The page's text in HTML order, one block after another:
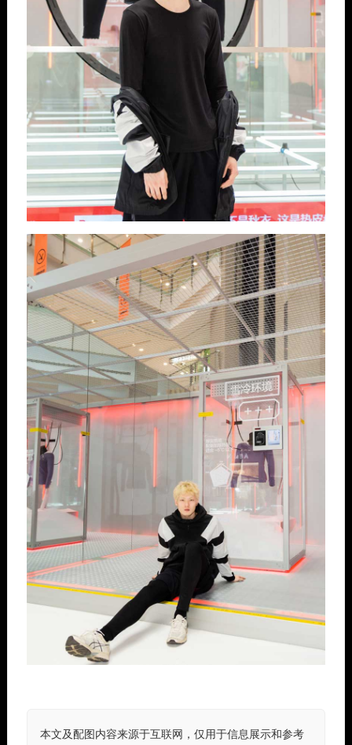
本文及配图内容来源于互联网，仅用于信息展示和参考